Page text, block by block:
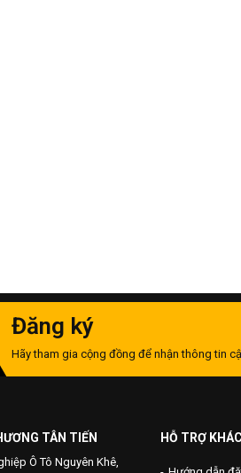
Đăng ký
Hãy tham gia cộng đồng để nhận thông tin
TÂN TIẾN
Ô Tô Nguyên Khê,
HỖ TRỢ